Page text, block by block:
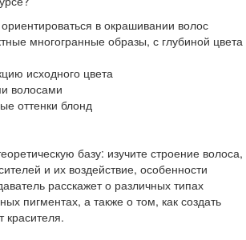
в окрашивании волос
многогранные образы, с глубиной цвета
исходного цвета
волосами
оттенки блонд
базу: изучите строение волоса,
и их воздействие, особенности
расскажет о различных типах
пигментах, а также о том, как создать
красителя.